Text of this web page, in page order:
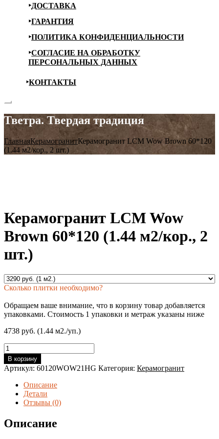
ДОСТАВКА
ГАРАНТИЯ
ПОЛИТИКА КОНФИДЕНЦИАЛЬНОСТИ
СОГЛАСИЕ НА ОБРАБОТКУ
ПЕРСОНАЛЬНЫХ ДАННЫХ
КОНТАКТЫ
Тветра. Твердая традиция
ГлавнаяКерамогранитКерамогранит LCM Wow Brown 60*120
(1.44 м2/кор., 2 шт.)
Керамогранит LCM Wow
Brown 60*120 (1.44 м2/кор., 2
шт.)
Сколько плитки необходимо?
Обращаем ваше внимание, что в корзину товар добавляется
упаковками. Стоимость 1 упаковки и метраж указаны ниже
4738 руб. (1.44 м2./уп.)
Количество
товара
Керамогранит
LCM
Wow
Brown
60*120
м2/
кор.,
В корзину
Артикул: 60120WOW21HG Категория: Керамогранит
Описание
Детали
Отзывы (0)
Описание